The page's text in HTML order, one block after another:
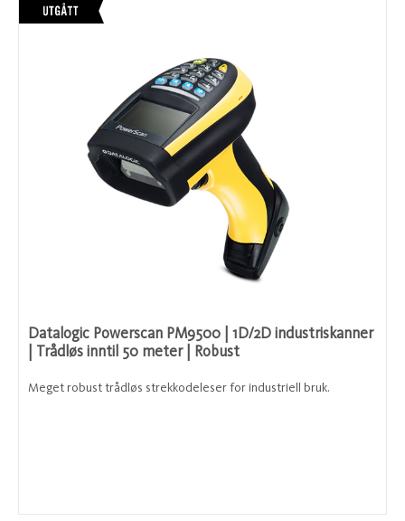
Datalogic Powerscan PM9500 | 1D/2D industriskanner
| Trådløs inntil 50 meter | Robust
Meget robust trådløs strekkodeleser for industriell bruk.